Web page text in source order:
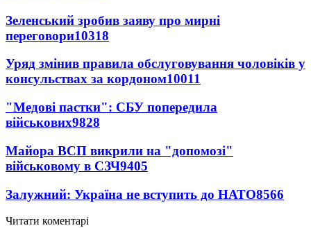
Зеленський зробив заяву про мирні
переговори10318
Уряд змінив правила обслуговування чоловіків у
консульствах за кордоном10011
"Медові пастки": СБУ попередила
військових9828
Майора ВСП викрили на "допомозі"
військовому в СЗЧ9405
Залужний: Україна не вступить до НАТО8566
Читати коментарі